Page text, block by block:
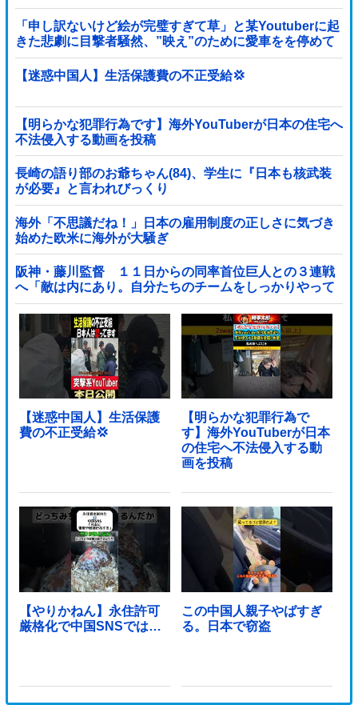
「申し訳ないけど絵が完璧すぎて草」と某Youtuberに起
きた悲劇に目撃者騒然、”映え”のために愛車をを停めて
撮影していたら……
【迷惑中国人】生活保護費の不正受給💢
【明らかな犯罪行為です】海外YouTuberが日本の住宅へ
不法侵入する動画を投稿
長崎の語り部のお爺ちゃん(84)、学生に『日本も核武装
が必要』と言われびっくり
海外「不思議だね！」日本の雇用制度の正しさに気づき
始めた欧米に海外が大騒ぎ
阪神・藤川監督 １１日からの同率首位巨人との３連戦
へ「敵は内にあり。自分たちのチームをしっかりやって
いく」他
【迷惑中国人】生活保護
費の不正受給💢
【明らかな犯罪行為で
す】海外YouTuberが日本
の住宅へ不法侵入する動
画を投稿
【やりかねん】永住許可
厳格化で中国SNSでは…
この中国人親子やばすぎ
る。日本で窃盗